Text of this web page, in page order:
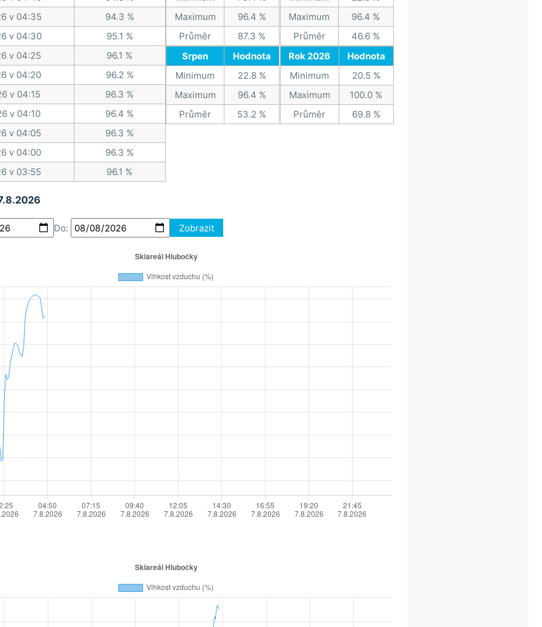
v 04:35
94.3 %
v 04:30
95.1 %
v 04:25
96.1 %
v 04:20
96.2 %
v 04:15
96.3 %
v 04:10
96.4 %
v 04:05
96.3 %
v 04:00
96.3 %
v 03:55
96.1 %
Maximum
96.4 %
Průměr
87.3 %
Maximum
96.4 %
Průměr
46.6 %
Srpen
Hodnota
Minimum
22.8 %
Maximum
96.4 %
Průměr
53.2 %
Rok 2026
Hodnota
Minimum
20.5 %
Maximum
100.0 %
Průměr
69.8 %
Do: Zobrazit